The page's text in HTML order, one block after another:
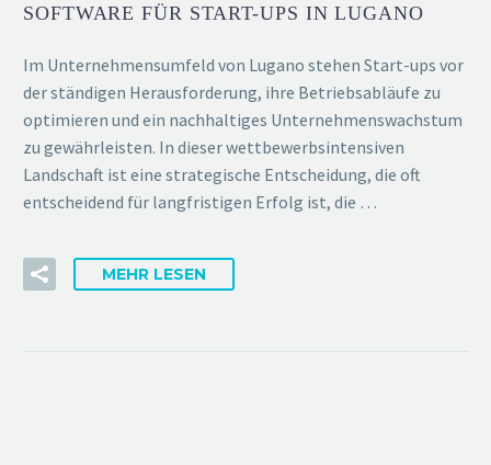
OFTWARE FÜR START-UPS IN LUGANO
Im Unternehmensumfeld von Lugano stehen Start-ups vor
der ständigen Herausforderung, ihre Betriebsabläufe zu
optimieren und ein nachhaltiges Unternehmenswachstum
zu gewährleisten. In dieser wettbewerbsintensiven
Landschaft ist eine strategische Entscheidung, die oft
entscheidend für langfristigen Erfolg ist, die …
MEHR LESEN